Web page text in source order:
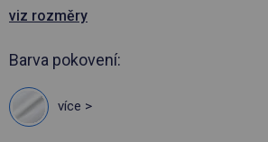
viz rozměry
Barva pokovení:
více >